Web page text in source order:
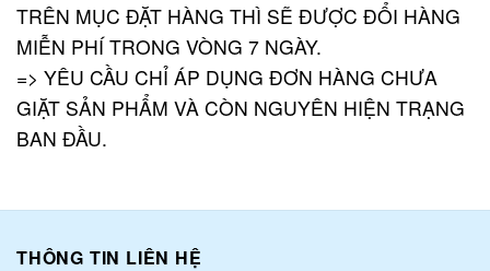
TRÊN MỤC ĐẶT HÀNG THÌ SẼ ĐƯỢC ĐỔI HÀNG
MIỄN PHÍ TRONG VÒNG 7 NGÀY.
=> YÊU CẦU CHỈ ÁP DỤNG ĐƠN HÀNG CHƯA
GIẶT SẢN PHẨM VÀ CÒN NGUYÊN HIỆN TRẠNG
BAN ĐẦU.
THÔNG TIN LIÊN HỆ